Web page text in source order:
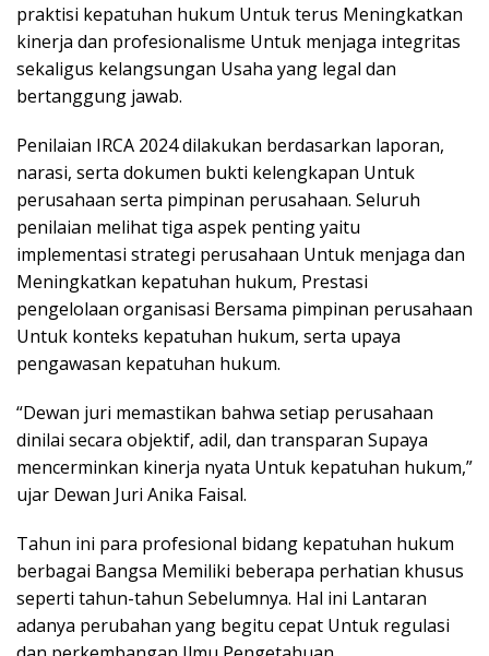
praktisi kepatuhan hukum Untuk terus Meningkatkan
kinerja dan profesionalisme Untuk menjaga integritas
sekaligus kelangsungan Usaha yang legal dan
bertanggung jawab.
Penilaian IRCA 2024 dilakukan berdasarkan laporan,
narasi, serta dokumen bukti kelengkapan Untuk
perusahaan serta pimpinan perusahaan. Seluruh
penilaian melihat tiga aspek penting yaitu
implementasi strategi perusahaan Untuk menjaga dan
Meningkatkan kepatuhan hukum, Prestasi
pengelolaan organisasi Bersama pimpinan perusahaan
Untuk konteks kepatuhan hukum, serta upaya
pengawasan kepatuhan hukum.
“Dewan juri memastikan bahwa setiap perusahaan
dinilai secara objektif, adil, dan transparan Supaya
mencerminkan kinerja nyata Untuk kepatuhan hukum,”
ujar Dewan Juri Anika Faisal.
Tahun ini para profesional bidang kepatuhan hukum
berbagai Bangsa Memiliki beberapa perhatian khusus
seperti tahun-tahun Sebelumnya. Hal ini Lantaran
adanya perubahan yang begitu cepat Untuk regulasi